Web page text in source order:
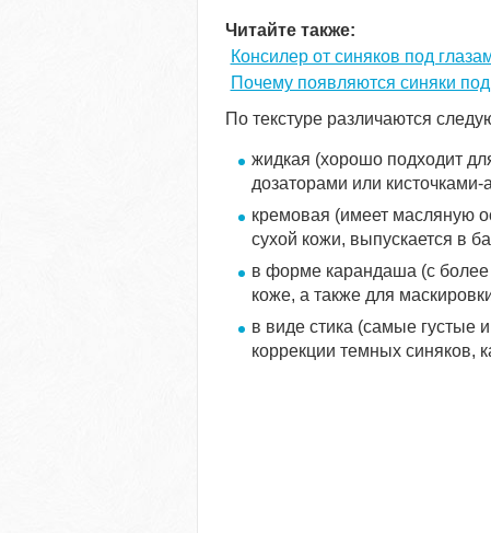
Читайте также:
Консилер от синяков под
Почему появляются синяки
По текстуре различаются
жидкая (хорошо подходит
дозаторами или кисточками-
кремовая (имеет масляную
сухой кожи, выпускается в
в форме карандаша (с более
коже, а также для
в виде стика (самые густые
коррекции темных синяков,